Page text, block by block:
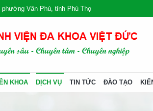
Vân Phú, tỉnh Phú Thọ
KHOA DỊCH VỤ TIN TỨC ĐÀO TẠO